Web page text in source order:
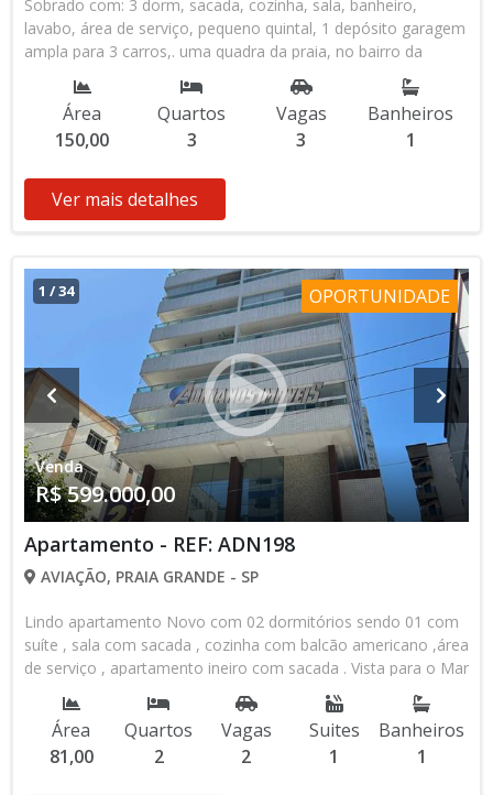
Sobrado com: 3 dorm, sacada, cozinha, sala, banheiro,
lavabo, área de serviço, pequeno quintal, 1 depósito garagem
ampla para 3 carros,. uma quadra da praia, no bairro da
Área
150,00
Quartos
3
Vagas
3
Banheiros
1
Ver mais detalhes
1 /34 OPORTUNIDADE
Venda
R$ 599.000,00
Apartamento - REF: ADN198
AVIAÇÃO, PRAIA GRANDE - SP
Lindo apartamento Novo com 02 dormitórios sendo 01 com
suíte , sala com sacada , cozinha com balcão americano ,área
de serviço , apartamento ineiro com sacada . Vista para o Mar
definitiva . Andar alto que permite iluminação natural e
ventilação . Aparatamento novo . Prédio com área de lazer na
cobertura . Piscina com raia , área de Sol com cadeiras e
mesas para seu conforto. Academia completa , com vários
Área
81,00
Quartos
2
Vagas
2
Suites
1
Banheiros
1